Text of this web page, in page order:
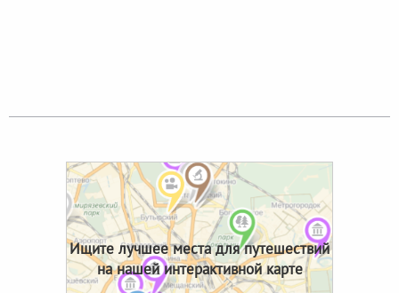
Ищите лучшее места для путешествий
на нашей интерактивной карте